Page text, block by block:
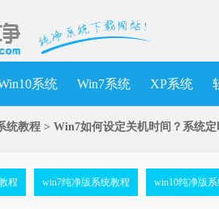
系统 Win7系统 XP系统
统教程 > Win7如何设定关机时间？系统
程 win7纯净版系统教程 win10纯净版